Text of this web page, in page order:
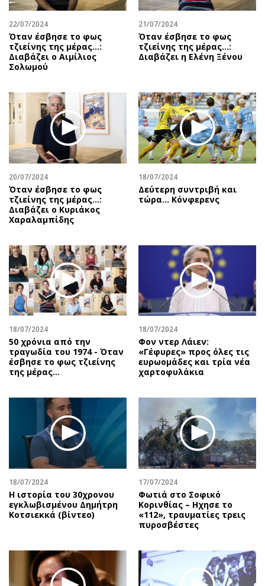
22/07/2024
Όταν έσβησε το φως
τζιείνης της μέρας…:
Διαβάζει ο Αιμίλιος
Σολωμού
21/07/2024
Όταν έσβησε το φως
τζιείνης της μέρας…:
Διαβάζει η Ελένη Ξένου
20/07/2024
Όταν έσβησε το φως
τζιείνης της μέρας…:
Διαβάζει ο Κυριάκος
Χαραλαμπίδης
18/07/2024
Δεύτερη συντριβή και
τώρα... Κόνφερενς
18/07/2024
50 χρόνια από την
τραγωδία του 1974 - Όταν
έσβησε το φως τζιείνης
της μέρας…
18/07/2024
Φον ντερ Λάιεν:
«Γέφυρες» προς όλες τις
ευρωομάδες και τρία νέα
χαρτοφυλάκια
18/07/2024
Η ιστορία του 30χρονου
εγκλωβισμένου Δημήτρη
Κοτσιεκκά (βίντεο)
17/07/2024
Φωτιά στο Σοφικό
Κορινθίας – Ηχησε το
«112», τραυματίες τρεις
πυροσβέστες